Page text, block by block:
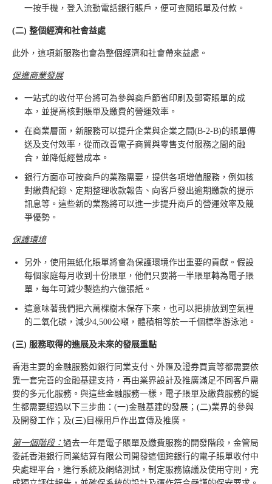
一按手機，登入流動電話銀行賬戶，便可查閱賬單及付款。
(二) 整個經濟和社會益處
此外，這項新服務也會為整個經濟和社會帶來益處。
促進商業發展
一站式的收付平台將可為參與商戶節省印刷及郵寄賬單的成
本，並提高核對賬單及繳費的營運效率。
在商業層面，新服務可以提升企業與企業之間(B-2-B)的賬單傳
送及支付效率，從而改善電子商貿與零售支付服務之間的融
合，並降低經營成本。
銀行方面亦可按商戶的業務需要，提供各項增值服務，例如核
對繳費紀錄、定期整理收款報告、向客戶發出逾期繳款的提示
訊息等。這些新的業務將可以進一步提升商戶的營運效率及競
爭優勢。
保護環境
另外，使用無紙化賬單將會為保護環境作出重要的貢獻。假設
每個家庭每月收到十份賬單，他們只要將一半賬單轉為電子賬
單，每年可減少製造約六億張紙。
這意味著我們把六萬棵樹木保存下來，也可以把排放到空氣裡
的二氧化碳，減少4,500公噸，體積相等於一千個標準游泳池。
(三) 服務取得的進展及未來的發展重點
香港主要的金融服務如銀行同業支付、外匯及證券買賣等都需要依
靠一套完善的金融基建支持，再由業界設計及推廣滿足不同客戶需
要的多元化服務。與這些金融服務一樣，電子賬單及繳費服務的誕
生都需要經過以下三步曲：(一)金融基建的發展；(二)業界的參與
及開發工作；及(三)目標用戶作出宣傳及推廣。
第一個階段： 過去一年是電子賬單及繳費服務的開發階段，金管局
委託香港銀行同業結算有限公司開發這個跨銀行的電子賬單收付中
央處理平台，進行系統及網絡測試，制定服務協議及使用守則，完